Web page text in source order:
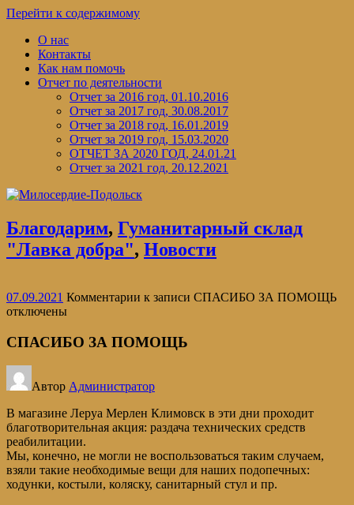
Перейти к содержимому
О нас
Контакты
Как нам помочь
Отчет по деятельности
Отчет за 2016 год, 01.10.2016
Отчет за 2017 год, 30.08.2017
Отчет за 2018 год, 16.01.2019
Отчет за 2019 год, 15.03.2020
ОТЧЕТ ЗА 2020 ГОД, 24.01.21
Отчет за 2021 год, 20.12.2021
Благодарим, Гуманитарный склад
"Лавка добра", Новости
07.09.2021 Комментарии к записи СПАСИБО ЗА ПОМОЩЬ
отключены
СПАСИБО ЗА ПОМОЩЬ
Автор Администратор
В магазине Леруа Мерлен Климовск в эти дни проходит
благотворительная акция: раздача технических средств
реабилитации.
Мы, конечно, не могли не воспользоваться таким случаем,
взяли такие необходимые вещи для наших подопечных:
ходунки, костыли, коляску, санитарный стул и пр.